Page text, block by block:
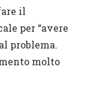
il
per “avere
problema.
molto